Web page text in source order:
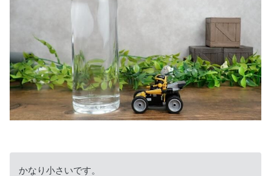
かなり小さいです。